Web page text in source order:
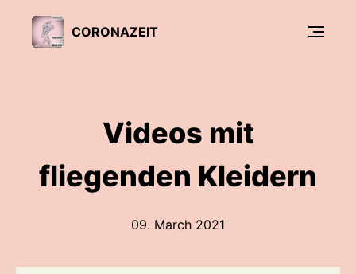
CORONAZEIT
Videos mit
fliegenden Kleidern
09. March 2021